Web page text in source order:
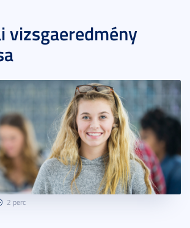
vizsgaeredmény
2 perc